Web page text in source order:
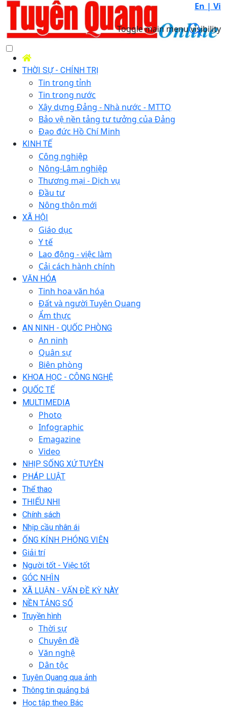
En | Vi
Toggle main menu visibility
THỜI SỰ - CHÍNH TRỊ
Tin trong tỉnh
Tin trong nước
Xây dựng Đảng - Nhà nước - MTTQ
Bảo vệ nền tảng tư tưởng của Đảng
Đạo đức Hồ Chí Minh
KINH TẾ
Công nghiệp
Nông-Lâm nghiệp
Thương mại - Dịch vụ
Đầu tư
Nông thôn mới
XÃ HỘI
Giáo dục
Y tế
Lao động - việc làm
Cải cách hành chính
VĂN HÓA
Tinh hoa văn hóa
Đất và người Tuyên Quang
Ẩm thực
AN NINH - QUỐC PHÒNG
An ninh
Quân sự
Biên phòng
KHOA HỌC - CÔNG NGHỆ
QUỐC TẾ
MULTIMEDIA
Photo
Infographic
Emagazine
Video
NHỊP SỐNG XỨ TUYÊN
PHÁP LUẬT
Thể thao
THIẾU NHI
Chính sách
Nhịp cầu nhân ái
ỐNG KÍNH PHÓNG VIÊN
Giải trí
Người tốt - Việc tốt
GÓC NHÌN
XÃ LUẬN - VẤN ĐỀ KỲ NÀY
NỀN TẢNG SỐ
Truyền hình
Thời sự
Chuyên đề
Văn nghệ
Dân tộc
Tuyên Quang qua ảnh
Thông tin quảng bá
Học tập theo Bác